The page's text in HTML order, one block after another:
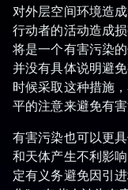
对外层空间环境造
行动者的活动造成
将是一个有害污染
并没有具体说明避
时候采取这种措施
平的注意来避免有害
有害污染也可以更
和天体产生不利影
定有义务避免因引